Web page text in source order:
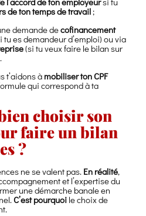
de ton temps de travail ;
demande decofinancement
es demandeur d’emploi) ou via
(si tu veux faire le bilan sur
t’aidons à mobiliser ton CPF
qui correspond à ta
choisir son
faire un bilan
?
ne se valent pas. En réalité,
et l’expertise du
une démarche banale en
C’est pourquoi le choix de